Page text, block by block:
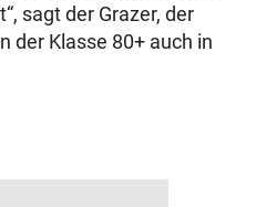
sagt der Grazer, der
der Klasse 80+ auch in